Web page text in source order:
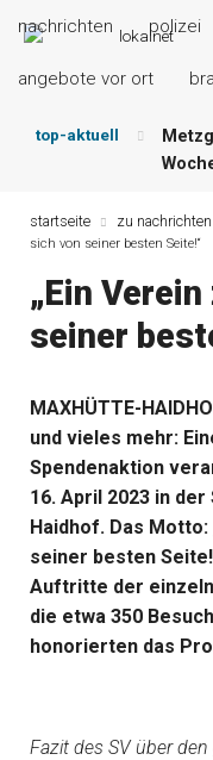
nachrichten polizei
angebote vor ort
top-aktuell
Der
startseite zu nachrichten
sich von seiner besten Seite!“
„Ein
seiner
MAXHÜTTE-
und vieles mehr:
Spendenaktion
16. April 2023 in
Haidhof. Das
seiner besten
Auftritte der
die etwa 350
honorierten das
Fazit des SV über